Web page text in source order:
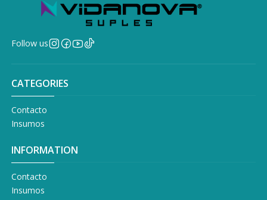
Follow us
CATEGORIES
Contacto
Insumos
INFORMATION
Contacto
Insumos